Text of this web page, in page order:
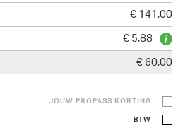
€ 141,00
€ 5,88
€ 60,00
JOUW PROPASS KORTING
BTW